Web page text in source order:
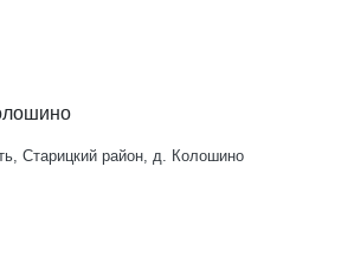
Старицкий район, д. Колошино